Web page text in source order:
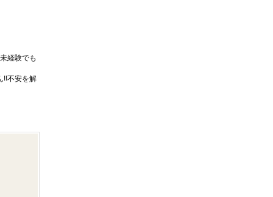
経験でも
!!不安を解